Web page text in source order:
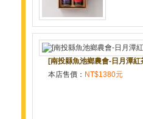
[南投縣魚池鄉農會-日月潭
本店售價： NT$1380元